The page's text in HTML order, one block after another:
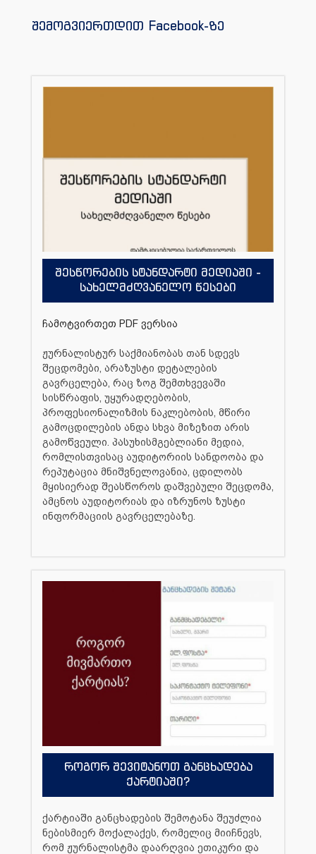
შემოგვიერთდით Facebook-ზე
შესწორების სტანდარტი მედიაში -
სახელმძღვანელო წესები
ჩამოტვირთეთ PDF ვერსია
ჟურნალისტურ საქმიანობას თან სდევს
შეცდომები, არაზუსტი დეტალების
გავრცელება, რაც ზოგ შემთხვევაში
სისწრაფის, უყურადღებობის,
პროფესიონალიზმის ნაკლებობის, მწირი
გამოცდილების ანდა სხვა მიზეზით არის
გამოწვეული. პასუხისმგებლიანი მედია,
რომლისთვისაც აუდიტორიის სანდოობა და
რეპუტაცია მნიშვნელოვანია, ცდილობს
მყისიერად შეასწოროს დაშვებული შეცდომა,
ამცნოს აუდიტორიას და იზრუნოს ზუსტი
ინფორმაციის გავრცელებაზე.
როგორ შევიტანოთ განცხადება
ქარტიაში?
ქარტიაში განცხადების შემოტანა შეუძლია
ნებისმიერ მოქალაქეს, რომელიც მიიჩნევს,
რომ ჟურნალისტმა დაარღვია ეთიკური და